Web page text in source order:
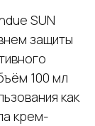
SUN
защиты
100 мл
как
крем-